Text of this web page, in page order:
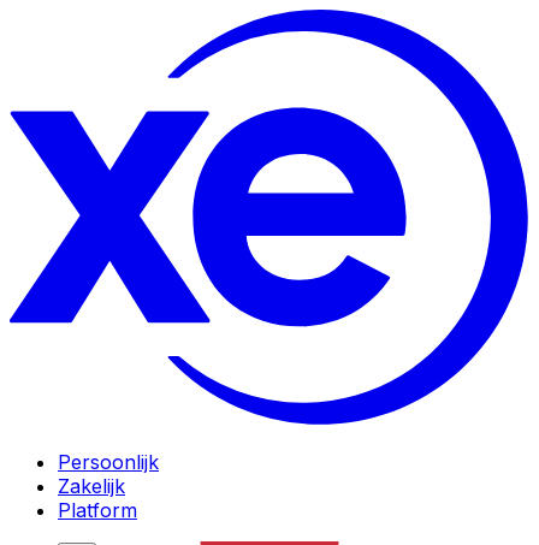
Persoonlijk
Zakelijk
Platform